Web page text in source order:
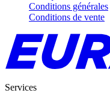
Conditions générales
Conditions de vente
Services